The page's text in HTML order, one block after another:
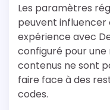
Les paramètres
peuvent
expérience avec
configuré pour une
contenus ne sont
faire face à des
codes.